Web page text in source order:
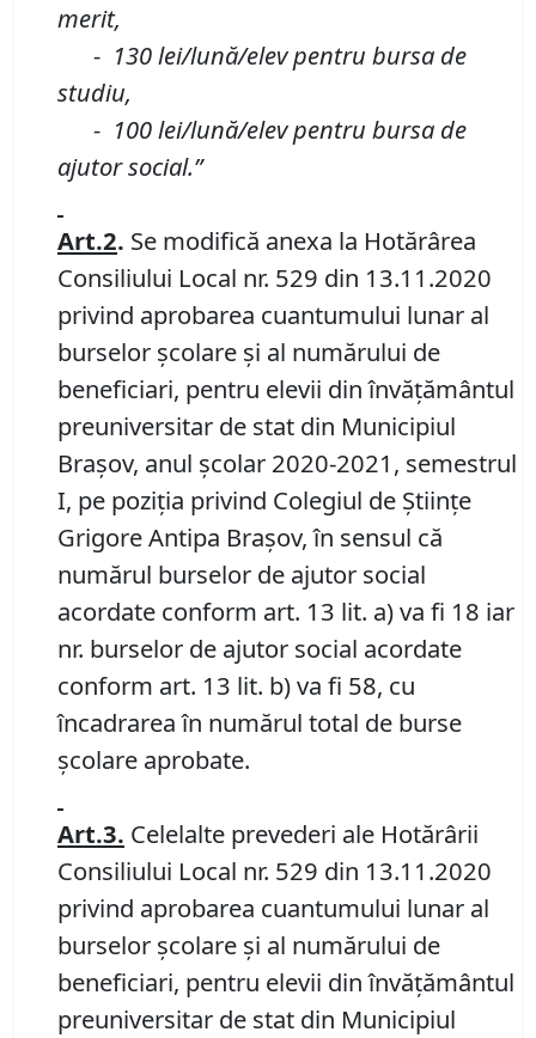
merit,
- 130 lei/lună/elev pentru bursa de
studiu,
- 100 lei/lună/elev pentru bursa de
ajutor social.”
Art.2. Se modifică anexa la Hotărârea
Consiliului Local nr. 529 din 13.11.2020
privind aprobarea cuantumului lunar al
burselor școlare și al numărului de
beneficiari, pentru elevii din învățământul
preuniversitar de stat din Municipiul
Brașov, anul școlar 2020-2021, semestrul
I, pe poziția privind Colegiul de Științe
Grigore Antipa Brașov, în sensul că
numărul burselor de ajutor social
acordate conform art. 13 lit. a) va fi 18 iar
nr. burselor de ajutor social acordate
conform art. 13 lit. b) va fi 58, cu
încadrarea în numărul total de burse
școlare aprobate.
Art.3. Celelalte prevederi ale Hotărârii
Consiliului Local nr. 529 din 13.11.2020
privind aprobarea cuantumului lunar al
burselor școlare și al numărului de
beneficiari, pentru elevii din învățământul
preuniversitar de stat din Municipiul